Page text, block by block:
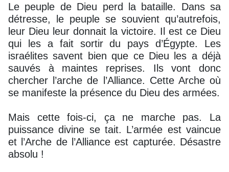
Le peuple de Dieu perd la bataille. Dans sa
détresse, le peuple se souvient qu’autrefois,
leur Dieu leur donnait la victoire. Il est ce Dieu
qui les a fait sortir du pays d’Égypte. Les
israélites savent bien que ce Dieu les a déjà
sauvés à maintes reprises. Ils vont donc
chercher l’arche de l’Alliance. Cette Arche où
se manifeste la présence du Dieu des armées.
Mais cette fois-ci, ça ne marche pas. La
puissance divine se tait. L’armée est vaincue
et l’Arche de l’Alliance est capturée. Désastre
absolu !